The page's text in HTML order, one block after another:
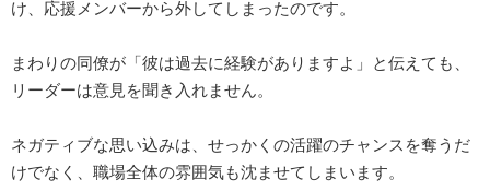
け、応援メンバーから外してしまったのです。
まわりの同僚が「彼は過去に経験がありますよ」と伝えても、
リーダーは意見を聞き入れません。
ネガティブな思い込みは、せっかくの活躍のチャンスを奪うだ
けでなく、職場全体の雰囲気も沈ませてしまいます。